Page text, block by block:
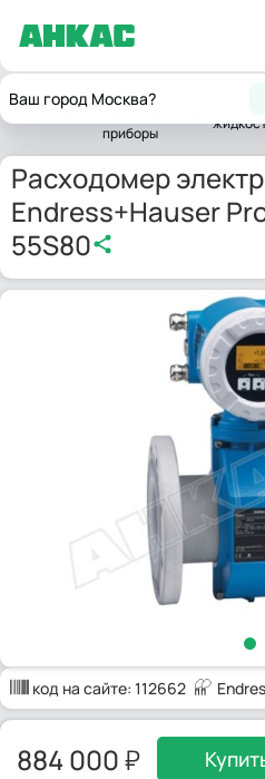
Ваш город Москва?
Главная
Контрольно-
приборы
Расходомер
Endress+Hauser
55S80
код на сайте: 112662
884 000